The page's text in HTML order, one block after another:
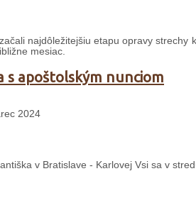
najdôležitejšiu etapu opravy
mesiac.
s apoštolským nunciom
2024
v Bratislave - Karlovej Vsi sa v